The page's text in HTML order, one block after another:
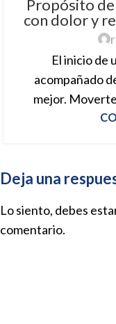
ENEPropósito
con dolor y
El inicio de
acompañado
mejor.
Deja una
Lo siento, debes
comentario.